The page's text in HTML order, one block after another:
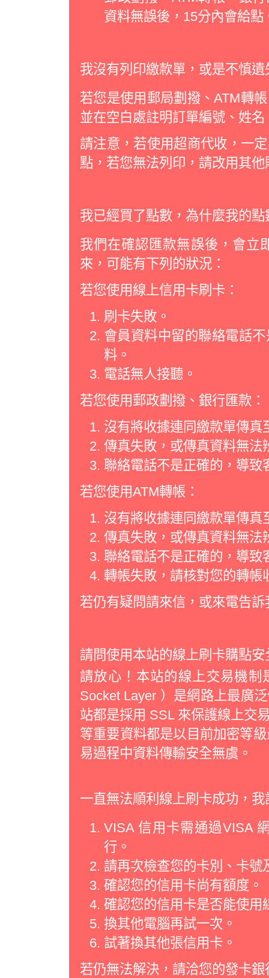
資料無誤後，15分內會給點
我沒有列印繳款單，或是不慎
若您是使用郵局劃撥、ATM轉
並在空白處註明訂單編號、姓
請注意，若使用超商代收，一
點，若您無法列印，請改用其
我已經買了點數，為什麼我的
我們在確認匯款無誤後，會立
來，可能有下列的狀況：
若您使用線上信用卡刷卡：
刷卡失敗。
會員資料中留的聯絡電話
料。
電話無人接聽。
若您使用郵政劃撥、銀行匯款：
沒有將收據連同繳款單傳真
傳真失敗，或傳真資料無法
聯絡電話不是正確的，導
若您使用ATM轉帳：
沒有將收據連同繳款單傳真
傳真失敗，或傳真資料無法
聯絡電話不是正確的，導
轉帳失敗，請核對您的轉帳
若仍有疑問請來信，或來電告
請問使用本站的線上刷卡購點安
請放心！本站的線上交易機制
Socket Layer ）是網路上最廣
站都是採用 SSL 來保護線上交
等重要資料都是以目前加密等
易過程中資料傳輸安全無虞。
一直無法順利線上刷卡成功，我
VISA 信用卡需通過VISA
行。
請再次檢查您的卡別、卡
確認您的信用卡尚有額度。
確認您的信用卡是否能使用
換其他電腦再試一次。
試著換其他張信用卡。
若仍無法解決，請洽您的發卡